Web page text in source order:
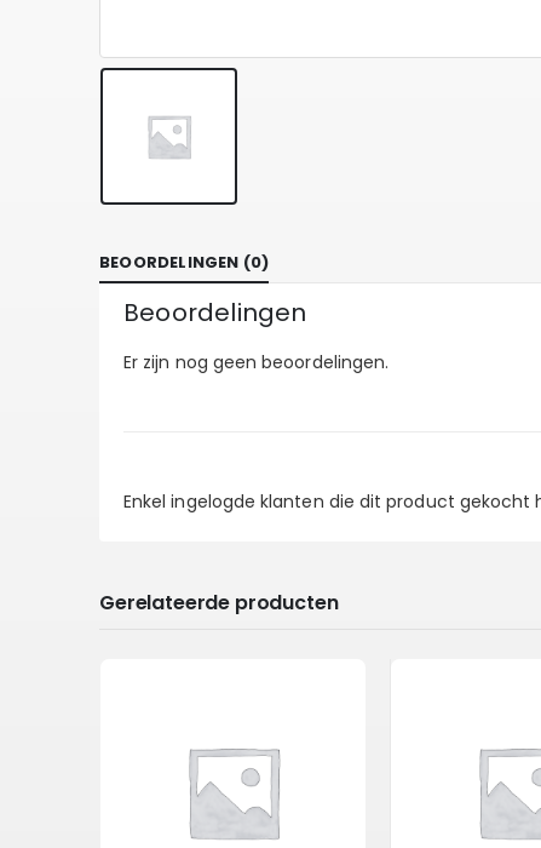
BEOORDELINGEN (0)
Beoordelingen
Er zijn nog geen beoordelingen.
Enkel ingelogde klanten die dit product gekocht
Gerelateerde producten